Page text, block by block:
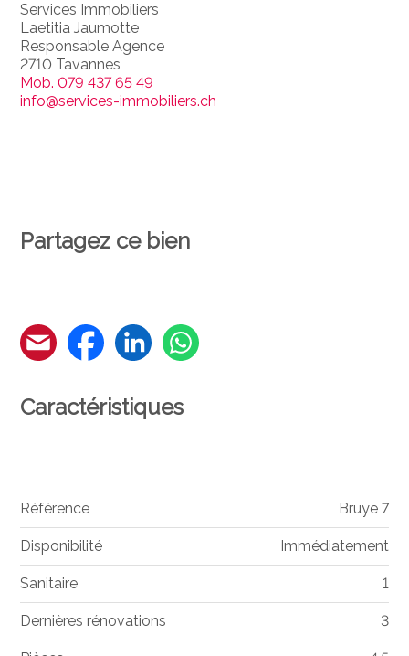
Services Immobiliers
Laetitia Jaumotte
Responsable Agence
2710 Tavannes
Mob.079 437 65 49
info@services-immobiliers.ch
Partagez ce bien
Caractéristiques
Référence Bruye 7
Disponibilité Immédiatement
Sanitaire 1
Dernières rénovations 3